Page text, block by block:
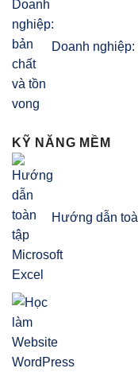
Doanh
KỸ NĂNG MỀM
Hướng dẫn